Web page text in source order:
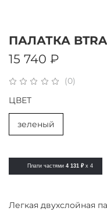
(0)
ПАЛАТКА
15 740 ₽
Плати частями 4 131 ₽ x 4
ЦВЕТ
зеленый
Легкая двухслойная